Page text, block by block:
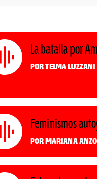
La batalla por
Por Telma
Feminismos
Por Mariana